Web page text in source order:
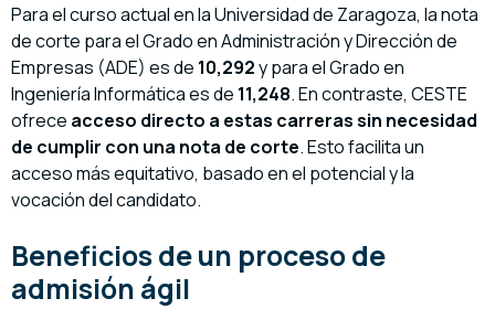
Para el curso actual en la Universidad de Zaragoza, la nota
de corte para el Grado en Administración y Dirección de
Empresas (ADE) es de 10,292y para el Grado en
Ingeniería Informática es de 11,248. En contraste, CESTE
ofrece acceso directo a estas carreras sin necesidad
de cumplir con una nota de corte. Esto facilita un
acceso más equitativo, basado en el potencial y la
vocación del candidato.
Beneficios de un proceso de
admisión ágil